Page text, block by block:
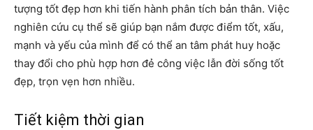
tượng tốt đẹp hơn khi tiến hành phân tích bản thân. Việc
nghiên cứu cụ thể sẽ giúp bạn nắm được điểm tốt, xấu,
mạnh và yếu của mình để có thể an tâm phát huy hoặc
thay đổi cho phù hợp hơn đẻ công việc lẫn đời sống tốt
đẹp, trọn vẹn hơn nhiều.
Tiết kiệm thời gian